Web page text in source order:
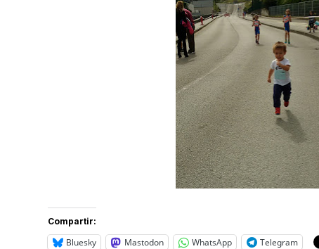
Compartir:
Bluesky Mastodon WhatsApp Telegram